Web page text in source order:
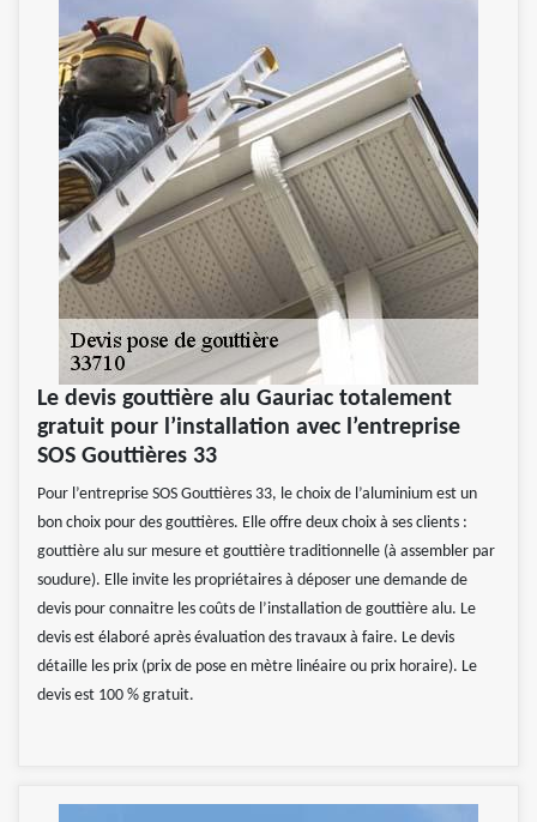
Le devis gouttière alu Gauriac totalement
gratuit pour l’installation avec l’entreprise
SOS Gouttières 33
Pour l’entreprise SOS Gouttières 33, le choix de l’aluminium est un
bon choix pour des gouttières. Elle offre deux choix à ses clients :
gouttière alu sur mesure et gouttière traditionnelle (à assembler par
soudure). Elle invite les propriétaires à déposer une demande de
devis pour connaitre les coûts de l’installation de gouttière alu. Le
devis est élaboré après évaluation des travaux à faire. Le devis
détaille les prix (prix de pose en mètre linéaire ou prix horaire). Le
devis est 100 % gratuit.